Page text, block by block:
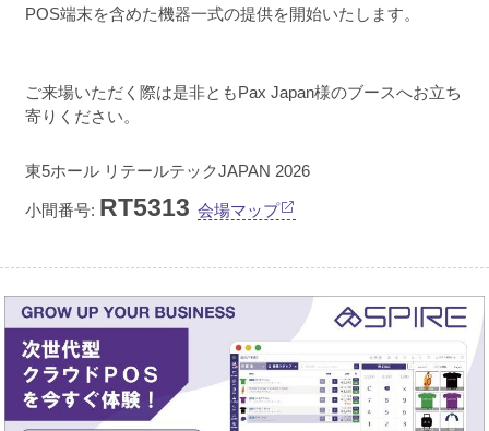
POS端末を含めた機器一式の提供を開始いたします。
ご来場いただく際は是非ともPax Japan様のブースへお立ち
寄りください。
東5ホール リテールテックJAPAN 2026
小間番号: RT5313 会場マップ